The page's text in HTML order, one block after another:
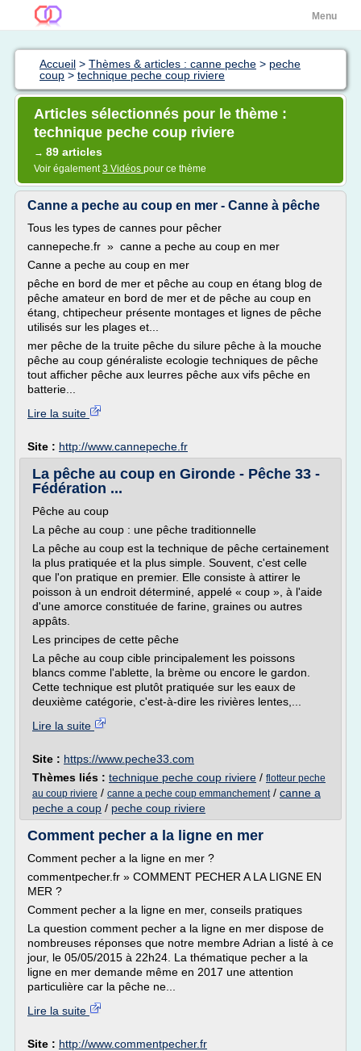
Menu
Accueil > Thèmes & articles : canne peche > peche
coup > technique peche coup riviere
Articles sélectionnés pour le thème :
technique peche coup riviere
→ 89 articles
Voir également3 Vidéos pour ce thème
Canne a peche au coup en mer - Canne à pêche
Tous les types de cannes pour pêcher
cannepeche.fr » canne a peche au coup en mer
Canne a peche au coup en mer
pêche en bord de mer et pêche au coup en étang blog de
pêche amateur en bord de mer et de pêche au coup en
étang, chtipecheur présente montages et lignes de pêche
utilisés sur les plages et...
mer pêche de la truite pêche du silure pêche à la mouche
pêche au coup généraliste ecologie techniques de pêche
tout afficher pêche aux leurres pêche aux vifs pêche en
batterie...
Lire la suite
Site : http://www.cannepeche.fr
La pêche au coup en Gironde - Pêche 33 -
Fédération ...
Pêche au coup
La pêche au coup : une pêche traditionnelle
La pêche au coup est la technique de pêche certainement
la plus pratiquée et la plus simple. Souvent, c'est celle
que l'on pratique en premier. Elle consiste à attirer le
poisson à un endroit déterminé, appelé « coup », à l'aide
d'une amorce constituée de farine, graines ou autres
appâts.
Les principes de cette pêche
La pêche au coup cible principalement les poissons
blancs comme l'ablette, la brème ou encore le gardon.
Cette technique est plutôt pratiquée sur les eaux de
deuxième catégorie, c'est-à-dire les rivières lentes,...
Lire la suite
Site : https://www.peche33.com
Thèmes liés : technique peche coup riviere / flotteur peche
au coup riviere / canne a peche coup emmanchement/ canne a
peche a coup / peche coup riviere
Comment pecher a la ligne en mer
Comment pecher a la ligne en mer ?
commentpecher.fr » COMMENT PECHER A LA LIGNE EN
MER ?
Comment pecher a la ligne en mer, conseils pratiques
La question comment pecher a la ligne en mer dispose de
nombreuses réponses que notre membre Adrian a listé à ce
jour, le 05/05/2015 à 22h24. La thématique pecher a la
ligne en mer demande même en 2017 une attention
particulière car la pêche ne...
Lire la suite
Site : http://www.commentpecher.fr